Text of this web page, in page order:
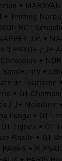
•
• Tenzing
J.P. •
/ JP
•
Saint•Lary •
de Tourisme •
• OT
/ JP Noisillier •
Longo • OT
Tignes • OT
Basile • OT
• P.